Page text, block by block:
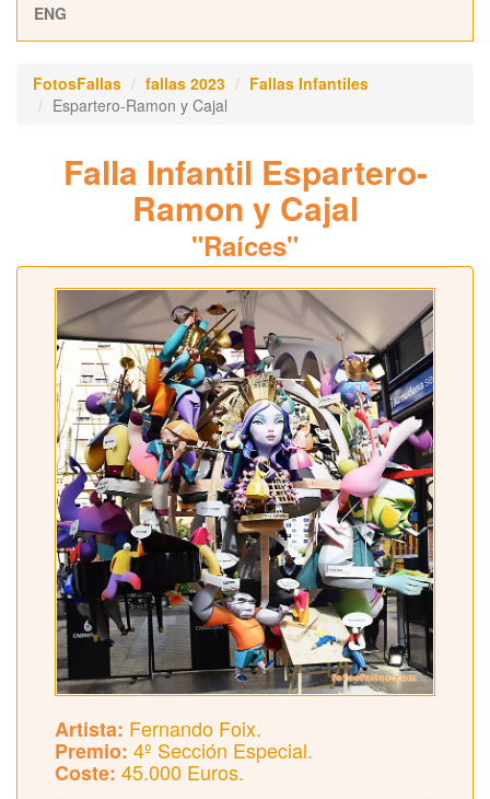
ENG
FotosFallas fallas 2023
Fallas Infantiles
Espartero-Ramon y Cajal
Falla Infantil Espartero-
Ramon y Cajal
"Raíces"
Artista: Fernando Foix.
Premio: 4º Sección Especial.
Coste: 45.000 Euros.